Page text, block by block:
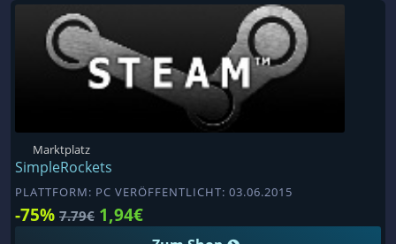
Marktplatz
SimpleRockets
PLATTFORM: PC VERÖFFENTLICHT: 03.06.2015
-75% 7.79€ 1,94€